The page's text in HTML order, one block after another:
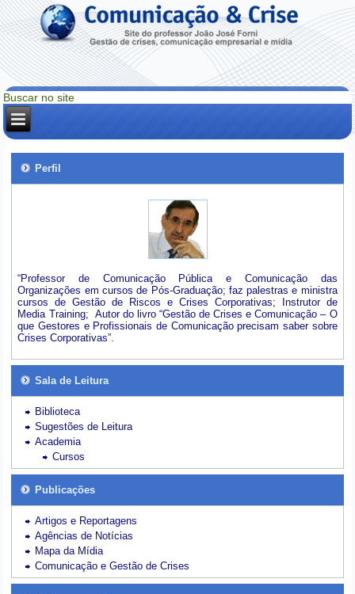
Perfil
“Professor de Comunicação Pública e Comunicação das
Organizações em cursos de Pós-Graduação; faz palestras e ministra
cursos de Gestão de Riscos e Crises Corporativas; Instrutor de
Media Training; Autor do livro “Gestão de Crises e Comunicação – O
que Gestores e Profissionais de Comunicação precisam saber sobre
Crises Corporativas”.
Sala de Leitura
Biblioteca
Sugestões de Leitura
Academia
Cursos
Publicações
Artigos e Reportagens
Agências de Notícias
Mapa da Mídia
Comunicação e Gestão de Crises